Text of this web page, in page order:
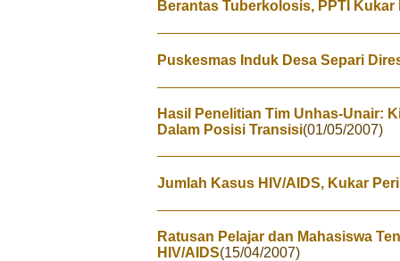
Berantas Tuberkolosis, PPTI
Puskesmas Induk Desa Separi
Hasil Penelitian Tim Unhas-Unair:
Dalam Posisi Transisi(01/05/2007)
Jumlah Kasus HIV/AIDS, Kukar
Ratusan Pelajar dan Mahasiswa
HIV/AIDS(15/04/2007)